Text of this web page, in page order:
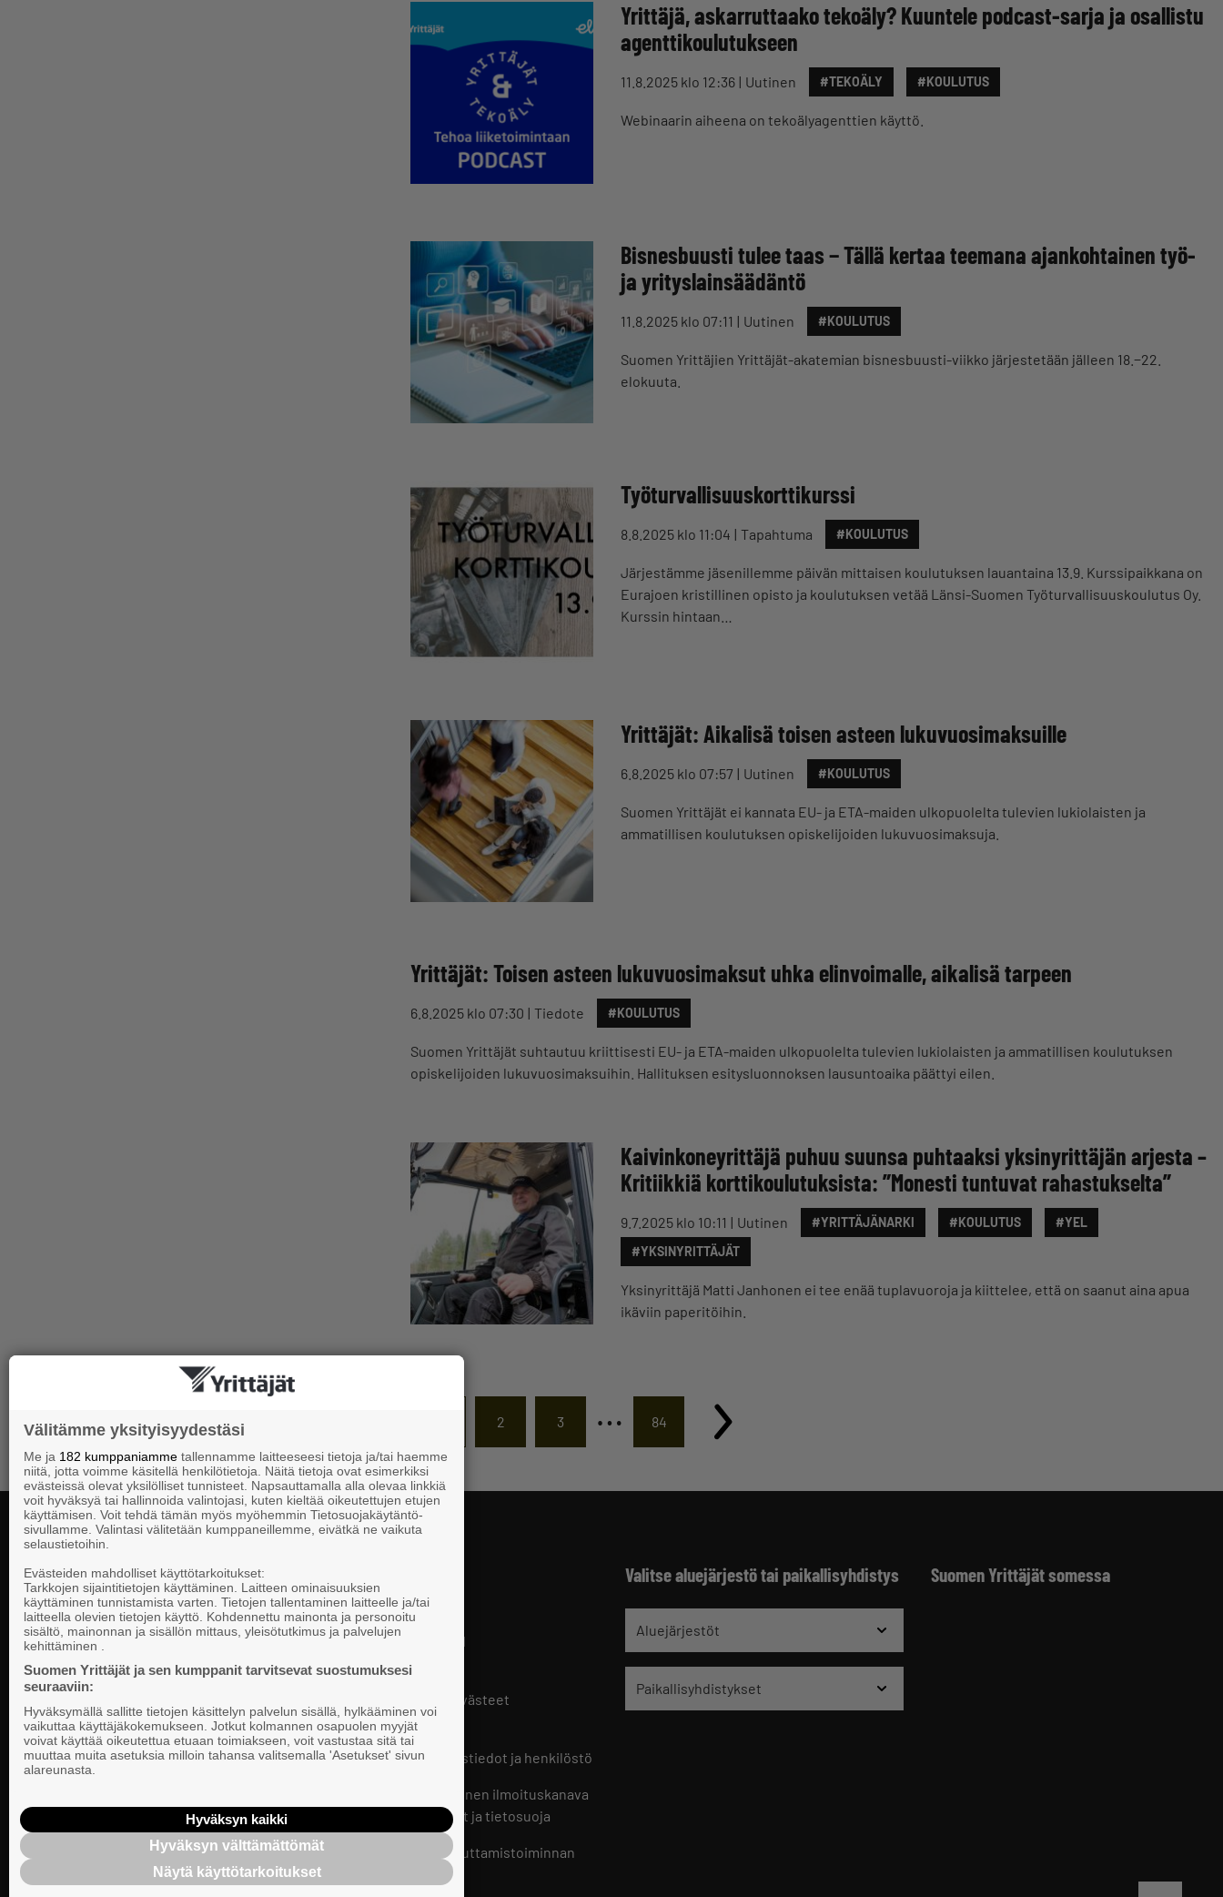
Yrittäjä, askarruttaako tekoäly? Kuuntele podcast-sarja ja osallistu
agenttikoulutukseen
11.8.2025 klo 12:36 Uutinen #TEKOÄLY #KOULUTUS
Webinaarin aiheena on tekoälyagenttien käyttö.
Bisnesbuusti tulee taas − Tällä kertaa teemana ajankohtainen työ-
ja yrityslainsäädäntö
11.8.2025 klo 07:11 Uutinen #KOULUTUS
Suomen Yrittäjien Yrittäjät-akatemian bisnesbuusti-viikko järjestetään jälleen 18.−22.
elokuuta.
Työturvallisuuskorttikurssi
8.8.2025 klo 11:04 Tapahtuma #KOULUTUS
Järjestämme jäsenillemme päivän mittaisen koulutuksen lauantaina 13.9. Kurssipaikkana on
Eurajoen kristillinen opisto ja koulutuksen vetää Länsi-Suomen Työturvallisuuskoulutus Oy.
Kurssin hintaan…
Yrittäjät: Aikalisä toisen asteen lukuvuosimaksuille
6.8.2025 klo 07:57 Uutinen #KOULUTUS
Suomen Yrittäjät ei kannata EU- ja ETA-maiden ulkopuolelta tulevien lukiolaisten ja
ammatillisen koulutuksen opiskelijoiden lukuvuosimaksuja.
Yrittäjät: Toisen asteen lukuvuosimaksut uhka elinvoimalle, aikalisä tarpeen
6.8.2025 klo 07:30 Tiedote #KOULUTUS
Suomen Yrittäjät suhtautuu kriittisesti EU- ja ETA-maiden ulkopuolelta tulevien lukiolaisten ja ammatillisen koulutuksen
opiskelijoiden lukuvuosimaksuihin. Hallituksen esitysluonnoksen lausuntoaika päättyi eilen.
Kaivinkoneyrittäjä puhuu suunsa puhtaaksi yksinyrittäjän arjesta –
Kritiikkiä korttikoulutuksista: ”Monesti tuntuvat rahastukselta”
9.7.2025 klo 10:11 Uutinen #YRITTÄJÄNARKI #KOULUTUS
#YEL
#YKSINYRITTÄJÄT
Yksinyrittäjä Matti Janhonen ei tee enää tuplavuoroja ja kiittelee, että on saanut aina apua
ikäviin paperitöihin.
2 3 … 84
Valtakunnallista, alueellista ja paikallista
vaikuttamista pk-yrittäjien puolesta.
Suomen Yrittäjät
PL 999, 00101 HELSINKI
Puhelin 09 229 221
Tietosuojaseloste ja evästeet
Evästeasetukset
Keskusjärjestön yhteystiedot ja henkilöstö
Suomen Yrittäjien sisäinen ilmoituskanava
Ilmoituskanavan ohjeet ja tietosuoja
Suomen Yrittäjien vaikuttamistoiminnan
tietosuojaseloste
Valitse aluejärjestö tai paikallisyhdistys
Aluejärjestöt
Paikallisyhdistykset
Suomen Yrittäjät somessa
Välitämme yksityisyydestäsi
Me ja 182 kumppaniamme tallennamme laitteeseesi tietoja ja/tai haemme
niitä, jotta voimme käsitellä henkilötietoja. Näitä tietoja ovat esimerkiksi
evästeissä olevat yksilölliset tunnisteet. Napsauttamalla alla olevaa linkkiä
voit hyväksyä tai hallinnoida valintojasi, kuten kieltää oikeutettujen etujen
käyttämisen. Voit tehdä tämän myös myöhemmin Tietosuojakäytäntö-
sivullamme. Valintasi välitetään kumppaneillemme, eivätkä ne vaikuta
selaustietoihin.
Evästeiden mahdolliset käyttötarkoitukset:
Tarkkojen sijaintitietojen käyttäminen. Laitteen ominaisuuksien
käyttäminen tunnistamista varten. Tietojen tallentaminen laitteelle ja/tai
laitteella olevien tietojen käyttö. Kohdennettu mainonta ja personoitu
sisältö, mainonnan ja sisällön mittaus, yleisötutkimus ja palvelujen
kehittäminen .
Suomen Yrittäjät ja sen kumppanit tarvitsevat suostumuksesi
seuraaviin:
Hyväksymällä sallitte tietojen käsittelyn palvelun sisällä, hylkääminen voi
vaikuttaa käyttäjäkokemukseen. Jotkut kolmannen osapuolen myyjät
voivat käyttää oikeutettua etuaan toimiakseen, voit vastustaa sitä tai
muuttaa muita asetuksia milloin tahansa valitsemalla 'Asetukset' sivun
alareunasta.
Hyväksyn kaikki
Hyväksyn välttämättömät
Näytä käyttötarkoitukset